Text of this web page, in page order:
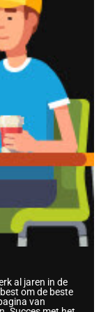
al jaren in de
om de beste
van